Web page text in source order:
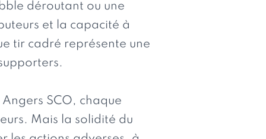
déroutant ou une
et la capacité à
tir cadré représente une
SCO, chaque
Mais la solidité du